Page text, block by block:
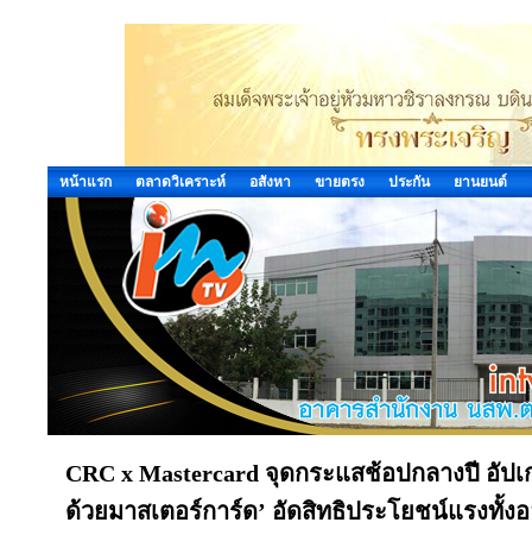
หน้าแรก ตลาดวิเคราะห์ อสังหา ขายตรง ประกัน ยานยนต์
CRC x Mastercard จุดกระแสช้อปกลางปี อัป
ด้วยมาสเตอร์การ์ด’ อัดสิทธิประโยชน์แรงทั้ง